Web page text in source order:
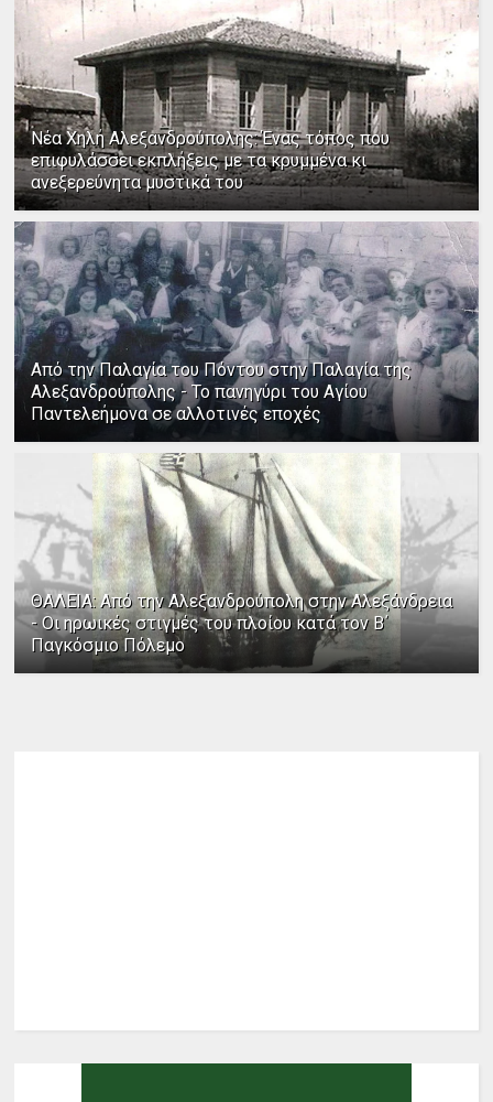
Νέα Χηλή Αλεξανδρούπολης: Ένας τόπος που
επιφυλάσσει εκπλήξεις με τα κρυμμένα κι
ανεξερεύνητα μυστικά του
Από την Παλαγία του Πόντου στην Παλαγία της
Αλεξανδρούπολης - Το πανηγύρι του Αγίου
Παντελεήμονα σε αλλοτινές εποχές
ΘΑΛΕΙΑ: Από την Αλεξανδρούπολη στην Αλεξάνδρεια
- Οι ηρωικές στιγμές του πλοίου κατά τον Β΄
Παγκόσμιο Πόλεμο